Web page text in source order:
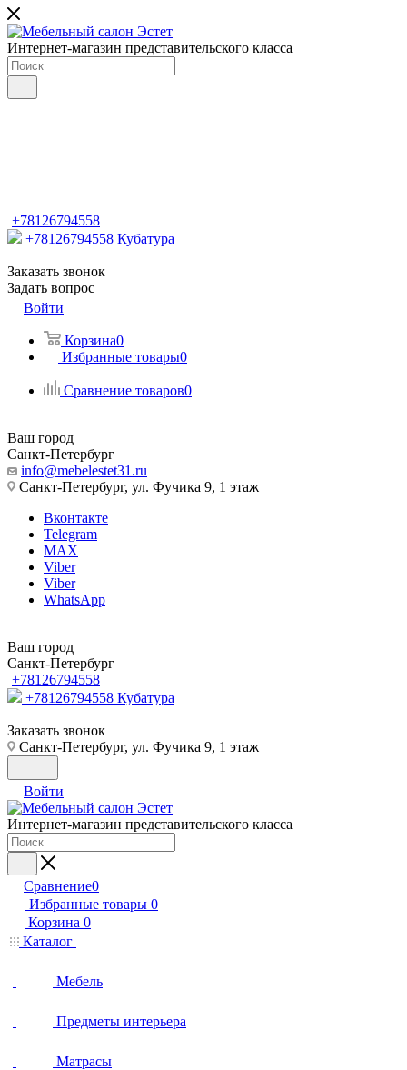
Интернет-магазин представительского класса
+78126794558
+78126794558 Кубатура
Заказать звонок
Задать вопрос
Войти
Корзина0
Избранные товары0
Сравнение товаров0
Ваш город
Санкт-Петербург
info@mebelestet31.ru
Санкт-Петербург, ул. Фучика 9, 1 этаж
Вконтакте
Telegram
MAX
Viber
Viber
WhatsApp
Ваш город
Санкт-Петербург
+78126794558
+78126794558 Кубатура
Заказать звонок
Санкт-Петербург, ул. Фучика 9, 1 этаж
Войти
Интернет-магазин представительского класса
Сравнение0
Избранные товары 0
Корзина 0
Каталог
Мебель
Предметы интерьера
Матрасы